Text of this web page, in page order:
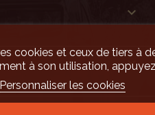


cookies et ceux de tiers à
à son utilisation,
Personnaliser les cookies